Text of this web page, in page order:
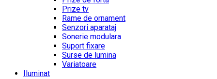
Prize tv
Rame de ornament
Senzori aparataj
Sonerie modulara
Suport fixare
Surse de lumina
Variatoare
Iluminat